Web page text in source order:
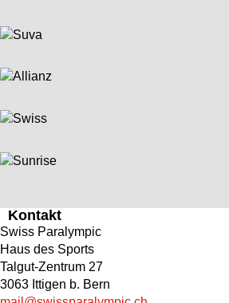
Kontakt
Swiss Paralympic
Haus des Sports
Talgut-Zentrum 27
3063 Ittigen b. Bern